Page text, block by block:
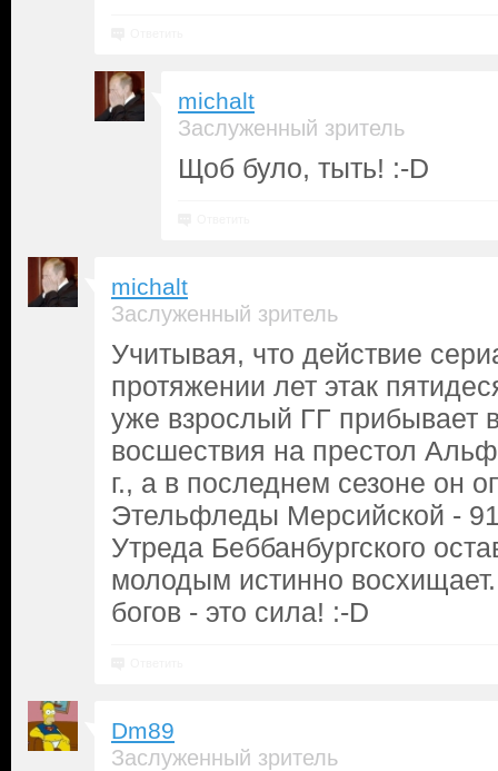
michalt
Заслуженный зритель
Щоб було, тыть! :-D
michalt
Заслуженный зритель
Учитывая, что действие
протяжении лет этак
уже взрослый ГГ прибывает
восшествия на престол
г., а в последнем сезоне он
Этельфледы Мерсийской -
Утреда Беббанбургского
молодым истинно
богов - это сила! :-D
Dm89
Заслуженный зритель